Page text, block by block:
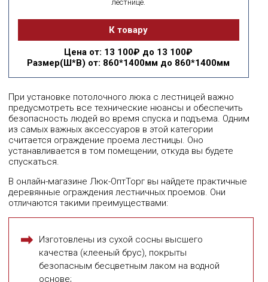
лестнице.
К товару
Цена от: 13 100₽ до 13 100₽
Размер(Ш*В) от: 860*1400мм до 860*1400мм
При установке потолочного люка с лестницей важно
предусмотреть все технические нюансы и обеспечить
безопасность людей во время спуска и подъема. Одним
из самых важных аксессуаров в этой категории
считается ограждение проема лестницы. Оно
устанавливается в том помещении, откуда вы будете
спускаться.
В онлайн-магазине Люк-ОптТорг вы найдете практичные
деревянные ограждения лестничных проемов. Они
отличаются такими преимуществами:
Изготовлены из сухой сосны высшего
качества (клееный брус), покрыты
безопасным бесцветным лаком на водной
основе;